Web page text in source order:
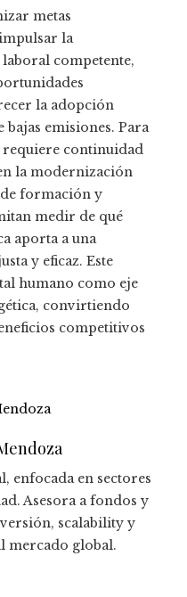
metas
la
competente,
la adopción
bajas emisiones. Para
requiere continuidad
la modernización
formación y
medir de qué
aporta a una
y eficaz. Este
humano como eje
convirtiendo
competitivos
enfocada en sectores
Asesora a fondos y
scalability y
mercado global.